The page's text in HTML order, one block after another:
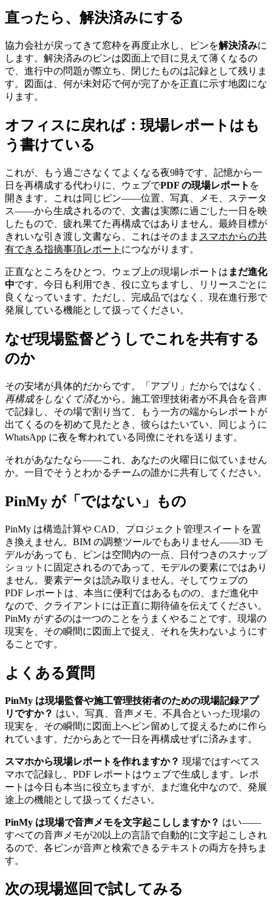
直ったら、解決済みにする
協力会社が戻ってきて窓枠を再度止水し、ピンを解決済みに
します。解決済みのピンは図面上で目に見えて薄くなるの
で、進行中の問題が際立ち、閉じたものは記録として残りま
す。図面は、何が未対応で何が完了かを正直に示す地図にな
ります。
オフィスに戻れば：現場レポートはも
う書けている
これが、もう過ごさなくてよくなる夜9時です。記憶から一
日を再構成する代わりに、ウェブでPDF の現場レポート を
開きます。これは同じピン——位置、写真、メモ、ステータ
ス——から生成されるので、文書は実際に過ごした一日を映
したもので、疲れ果てた再構成ではありません。最終目標が
きれいな引き渡し文書なら、これはそのまま スマホからの共
有できる指摘事項レポート につながります。
正直なところをひとつ。ウェブ上の現場レポートは まだ進化
中です。今日も利用でき、役に立ちますし、リリースごとに
良くなっています。ただし、完成品ではなく、現在進行形で
発展している機能として扱ってください。
なぜ現場監督どうしでこれを共有する
のか
その安堵が具体的だからです。「アプリ」だからではなく、
再構成をしなくて済むから。施工管理技術者が不具合を音声
で記録し、その場で割り当て、もう一方の端からレポートが
出てくるのを初めて見たとき、彼らはたいてい、同じように
WhatsApp に夜を奪われている同僚にそれを送ります。
それがあなたなら——これ、あなたの火曜日に似ていません
か。一目でそうとわかるチームの誰かに共有してください。
PinMy が「ではない」もの
PinMy は構造計算や CAD、プロジェクト管理スイートを置
き換えません。BIM の調整ツールでもありません——3D モ
デルがあっても、ピンは空間内の一点、日付つきのスナップ
ショットに固定されるのであって、モデルの要素にではあり
ません。要素データは読み取りません。そしてウェブの
PDF レポートは、本当に便利ではあるものの、まだ進化中
なので、クライアントには正直に期待値を伝えてください。
PinMy がするのは一つのことをうまくやることです。現場の
現実を、その瞬間に図面上で捉え、それを失わないようにす
ることです。
よくある質問
PinMy は現場監督や施工管理技術者のための現場記録アプ
リですか？ はい。写真、音声メモ、不具合といった現場の
現実を、その瞬間に図面上へピン留めして捉えるために作ら
れています。だからあとで一日を再構成せずに済みます。
スマホから現場レポートを作れますか？ 現場ではすべてス
マホで記録し、PDF レポートはウェブで生成します。レポ
ートは今日も本当に役立ちますが、まだ進化中なので、発展
途上の機能として扱ってください。
PinMy は現場で音声メモを文字起こししますか？ はい——
すべての音声メモが20以上の言語で自動的に文字起こしされ
るので、各ピンが音声と検索できるテキストの両方を持ちま
す。
次の現場巡回で試してみる